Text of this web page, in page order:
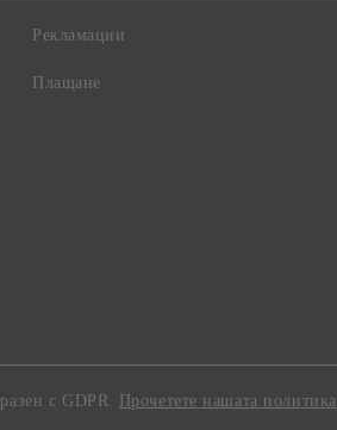
Рекламации
Плащане
с GDPR. Прочетете нашата политика